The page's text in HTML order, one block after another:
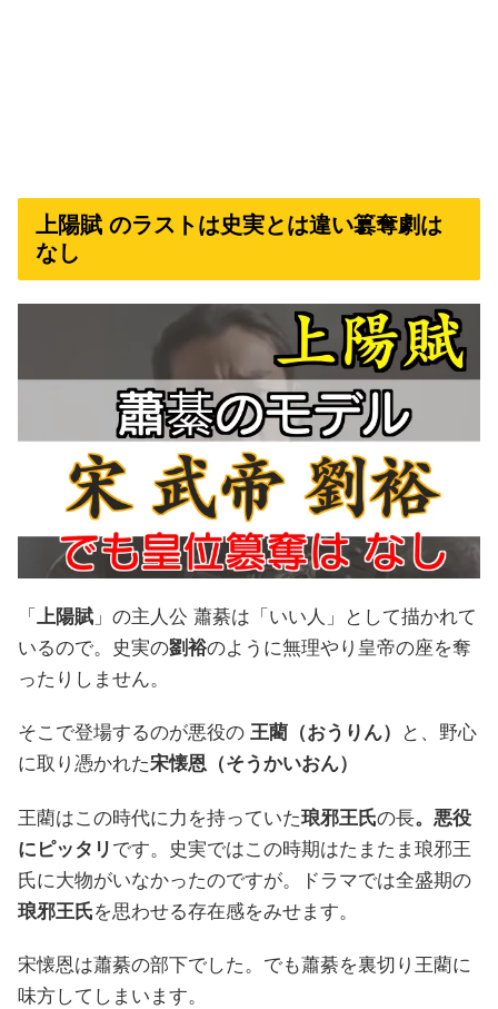
上陽賦 のラストは史実とは違い簒奪劇は
なし
「 上陽賦 」の主人公 蕭綦は「いい人」として描かれて
いるので。史実の劉裕のように無理やり皇帝の座を奪
ったりしません。
そこで登場するのが悪役の 王藺（おうりん）
と、野心
に取り憑かれた宋懐恩（そうかいおん）
王藺はこの時代に力を持っていた琅邪王氏の長。悪役
にピッタリ です。史実ではこの時期はたまたま琅邪王
氏に大物がいなかったのですが。ドラマでは全盛期の
琅邪王氏を思わせる存在感をみせます。
宋懐恩は蕭綦の部下でした。でも蕭綦を裏切り王藺に
味方してしまいます。